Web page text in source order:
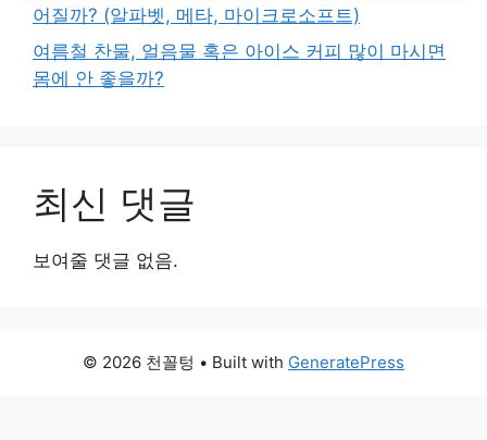
어질까? (알파벳, 메타, 마이크로소프트)
여름철 찬물, 얼음물 혹은 아이스 커피 많이 마시면
몸에 안 좋을까?
최신 댓글
보여줄 댓글 없음.
© 2026 천꼴텅 • Built with GeneratePress